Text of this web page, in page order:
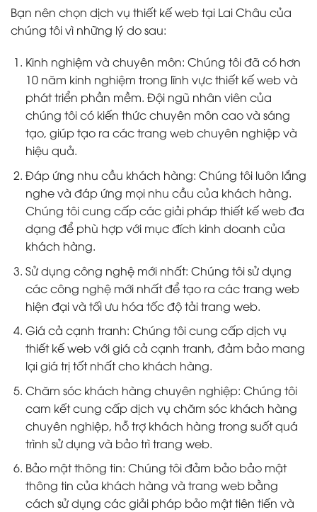
Bạn nên chọn dịch vụ thiết kế web tại Lai Châu của
chúng tôi vì những lý do sau:
Kinh nghiệm và chuyên môn: Chúng tôi đã có hơn
10 năm kinh nghiệm trong lĩnh vực thiết kế web và
phát triển phần mềm. Đội ngũ nhân viên của
chúng tôi có kiến thức chuyên môn cao và sáng
tạo, giúp tạo ra các trang web chuyên nghiệp và
hiệu quả.
Đáp ứng nhu cầu khách hàng: Chúng tôi luôn lắng
nghe và đáp ứng mọi nhu cầu của khách hàng.
Chúng tôi cung cấp các giải pháp thiết kế web đa
dạng để phù hợp với mục đích kinh doanh của
khách hàng.
Sử dụng công nghệ mới nhất: Chúng tôi sử dụng
các công nghệ mới nhất để tạo ra các trang web
hiện đại và tối ưu hóa tốc độ tải trang web.
Giá cả cạnh tranh: Chúng tôi cung cấp dịch vụ
thiết kế web với giá cả cạnh tranh, đảm bảo mang
lại giá trị tốt nhất cho khách hàng.
Chăm sóc khách hàng chuyên nghiệp: Chúng tôi
cam kết cung cấp dịch vụ chăm sóc khách hàng
chuyên nghiệp, hỗ trợ khách hàng trong suốt quá
trình sử dụng và bảo trì trang web.
Bảo mật thông tin: Chúng tôi đảm bảo bảo mật
thông tin của khách hàng và trang web bằng
cách sử dụng các giải pháp bảo mật tiên tiến và